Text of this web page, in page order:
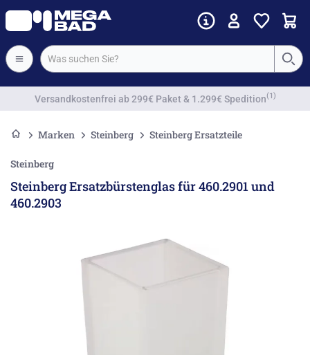
Versandkostenfrei ab 299€ Paket & 1.299€ Spedition(1)
Marken Steinberg Steinberg Ersatzteile
Steinberg
Steinberg Ersatzbürstenglas für 460.2901 und
460.2903